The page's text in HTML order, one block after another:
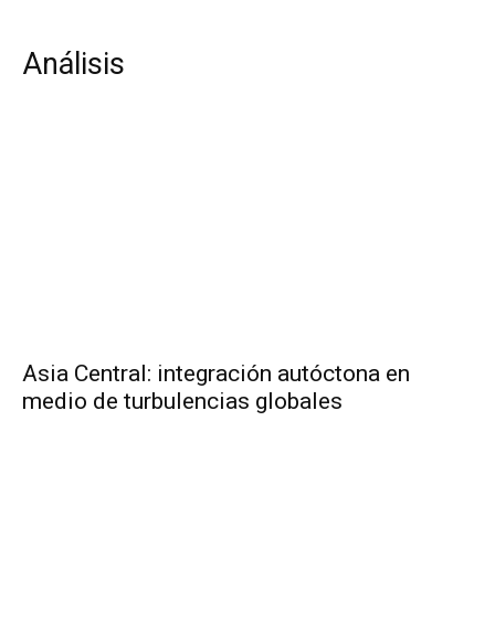
Análisis
Asia Central: integración autóctona en
medio de turbulencias globales